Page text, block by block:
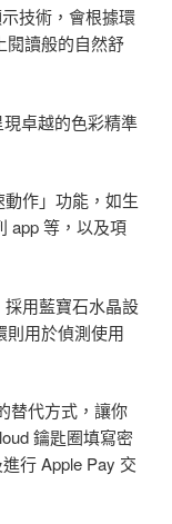
技術，會根據環
閱讀般的自然舒
卓越的色彩精準
作」功能，如生
app 等，以及項
用藍寶石水晶設
則用於偵測使用
替代方式，讓你
鑰匙圈填寫密
行 Apple Pay 交